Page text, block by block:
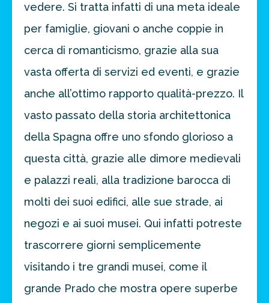
vedere. Si tratta infatti di una meta ideale
per famiglie, giovani o anche coppie in
cerca di romanticismo, grazie alla sua
vasta offerta di servizi ed eventi, e grazie
anche all’ottimo rapporto qualità-prezzo. Il
vasto passato della storia architettonica
della Spagna offre uno sfondo glorioso a
questa città, grazie alle dimore medievali
e palazzi reali, alla tradizione barocca di
molti dei suoi edifici, alle sue strade, ai
negozi e ai suoi musei. Qui infatti potreste
trascorrere giorni semplicemente
visitando i tre grandi musei, come il
grande Prado che mostra opere superbe